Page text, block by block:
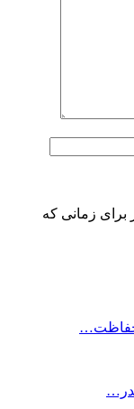
برای زمانی که
حفاظت…